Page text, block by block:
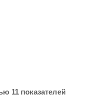
11 показателей